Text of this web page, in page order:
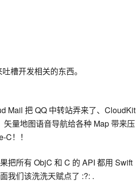
槽开发相关的东西。
Mail 把 QQ 中转站弄来了、CloudKit
量地图语音导航给各种 Map 带来压
！！
把所有 ObjC 和 C 的 API 都用 Swift
我们该洗洗天赋点了 :?: .